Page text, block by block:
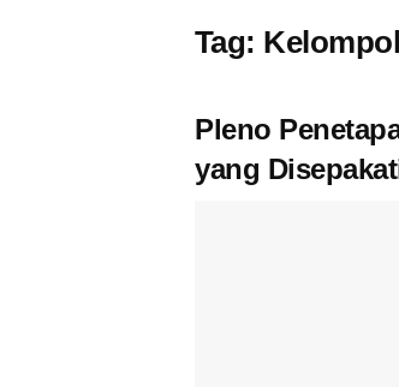
Tag:
Pleno
yang